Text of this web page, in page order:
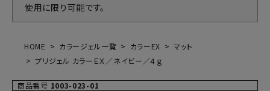
使用に限り可能です。
HOME カラージェル一覧 カラーEX
マット
プリジェル カラーＥＸ／ネイビー／４ｇ
商品番号 1003-023-01